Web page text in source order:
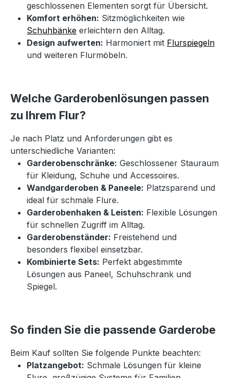
geschlossenen Elementen sorgt für Übersicht.
Komfort erhöhen: Sitzmöglichkeiten wie
Schuhbänke erleichtern den Alltag.
Design aufwerten: Harmoniert mit Flurspiegeln
und weiteren Flurmöbeln.
Welche Garderobenlösungen passen
zu Ihrem Flur?
Je nach Platz und Anforderungen gibt es
unterschiedliche Varianten:
Garderobenschränke: Geschlossener Stauraum
für Kleidung, Schuhe und Accessoires.
Wandgarderoben & Paneele: Platzsparend und
ideal für schmale Flure.
Garderobenhaken & Leisten: Flexible Lösungen
für schnellen Zugriff im Alltag.
Garderobenständer: Freistehend und
besonders flexibel einsetzbar.
Kombinierte Sets: Perfekt abgestimmte
Lösungen aus Paneel, Schuhschrank und
Spiegel.
So finden Sie die passende Garderobe
Beim Kauf sollten Sie folgende Punkte beachten:
Platzangebot: Schmale Lösungen für kleine